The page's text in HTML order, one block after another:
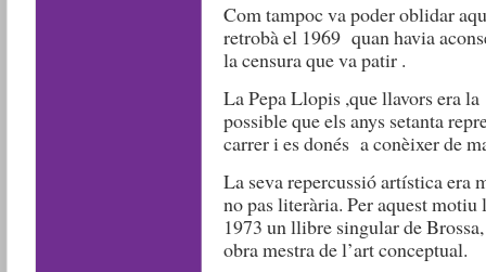
Com tampoc va poder oblidar
retrobà el 1969 quan havia
la censura que va patir .
La Pepa Llopis ,que llavors era
possible que els anys setanta
carrer i es donés a conèixer de
La seva repercussió artística era
no pas literària. Per aquest motiu
1973 un llibre singular de
obra mestra de l’art conceptual.